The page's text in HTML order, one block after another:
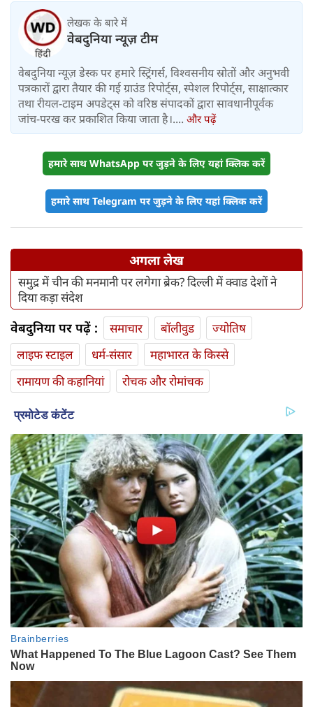
लेखक के बारे में
वेबदुनिया न्यूज़ टीम
वेबदुनिया न्यूज़ डेस्क पर हमारे स्ट्रिंगर्स, विश्वसनीय स्रोतों और अनुभवी
पत्रकारों द्वारा तैयार की गई ग्राउंड रिपोर्ट्स, स्पेशल रिपोर्ट्स, साक्षात्कार
तथा रीयल-टाइम अपडेट्स को वरिष्ठ संपादकों द्वारा सावधानीपूर्वक
जांच-परख कर प्रकाशित किया जाता है।.... और पढ़ें
हमारे साथ WhatsApp पर जुड़ने के लिए यहां क्लिक करें
हमारे साथ Telegram पर जुड़ने के लिए यहां क्लिक करें
अगला लेख
समुद्र में चीन की मनमानी पर लगेगा ब्रेक? दिल्ली में क्वाड देशों ने
दिया कड़ा संदेश
वेबदुनिया पर पढ़ें : समाचार बॉलीवुड
ज्योतिष
लाइफ स्‍टाइल
धर्म-संसार
महाभारत के किस्से
रामायण की कहानियां
रोचक और रोमांचक